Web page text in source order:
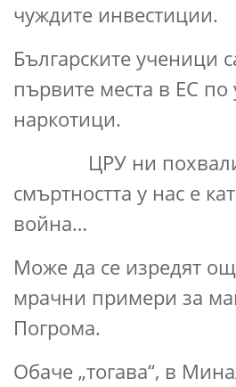
чуждите инвестиции.
Българските ученици
първите места в ЕС по
наркотици.
ЦРУ ни
смъртността у нас е
война…
Може да се изредят
мрачни примери за
Погрома.
Обаче „тогава“, в